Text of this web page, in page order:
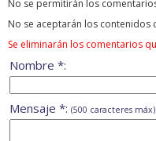
No se permitirán los
No se aceptarán los
Se eliminarán los comentarios
Nombre *:
Mensaje *: (500 caracteres máx)